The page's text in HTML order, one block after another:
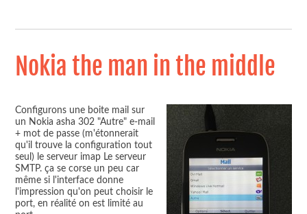
Nokia the man in the middle
Configurons une boite mail sur
un Nokia asha 302 "Autre" e-mail
+ mot de passe (m'étonnerait
qu'il trouve la configuration tout
seul) le serveur imap Le serveur
SMTP. ça se corse un peu car
même si l'interface donne
l'impression qu'on peut choisir le
port, en réalité on est limité au